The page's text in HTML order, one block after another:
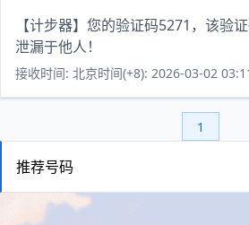
【计步器】您的验证码5271，该验
泄漏于他人！
接收时间: 北京时间(+8): 2026-03-02
1
推荐号码